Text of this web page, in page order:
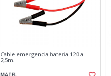
Cable emergencia bateria 120 a.
2,5m.